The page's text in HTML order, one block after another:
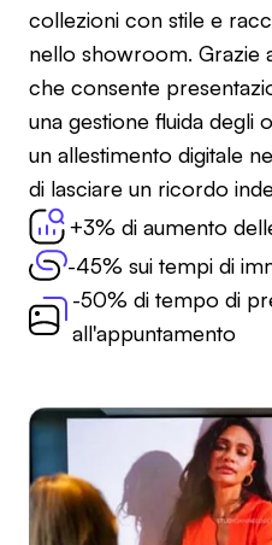
collezioni con stile e
nello showroom. Grazie
che consente
una gestione fluida degli
un allestimento digitale
di lasciare un ricordo
+3% di aumento
-45% sui tempi di
-50% di tempo di
all'appuntamento